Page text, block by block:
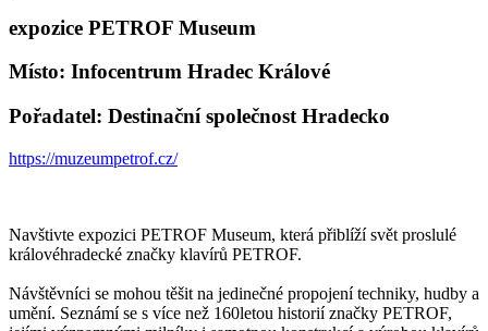
expozice PETROF Museum
Místo: Infocentrum Hradec Králové
Pořadatel: Destinační společnost Hradecko
https://muzeumpetrof.cz/
Navštivte expozici PETROF Museum, která přiblíží svět proslulé
královéhradecké značky klavírů PETROF.
Návštěvníci se mohou těšit na jedinečné propojení techniky, hudby a
umění. Seznámí se s více než 160letou historií značky PETROF,